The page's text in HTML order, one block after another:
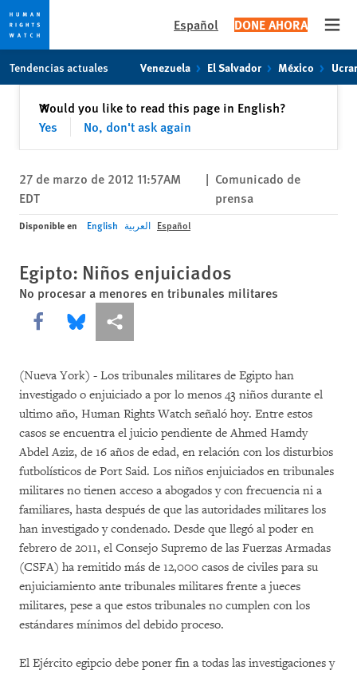
content
Español DONE AHORA
Tendencias actuales Venezuela El Salvador México
Would you like to read this page in English?
Yes
No, don't ask again
✕Cerrar
27 de marzo de 2012 11:57AM
EDT
| Comunicado de
prensa
Disponible en English العربية Español
Egipto: Niños enjuiciados
No procesar a menores en tribunales militares
Share this via Facebook
Share this via Bluesky
Share this via Compartir
(Nueva York) - Los tribunales militares de Egipto han
investigado o enjuiciado a por lo menos 43 niños durante el
ultimo año, Human Rights Watch señaló hoy. Entre estos
casos se encuentra el juicio pendiente de Ahmed Hamdy
Abdel Aziz, de 16 años de edad, en relación con los disturbios
futbolísticos de Port Said. Los niños enjuiciados en tribunales
militares no tienen acceso a abogados y con frecuencia ni a
familiares, hasta después de que las autoridades militares los
han investigado y condenado. Desde que llegó al poder en
febrero de 2011, el Consejo Supremo de las Fuerzas Armadas
(CSFA) ha remitido más de 12,000 casos de civiles para su
enjuiciamiento ante tribunales militares frente a jueces
militares, pese a que estos tribunales no cumplen con los
estándares mínimos del debido proceso.
El Ejército egipcio debe poner fin a todas las investigaciones y